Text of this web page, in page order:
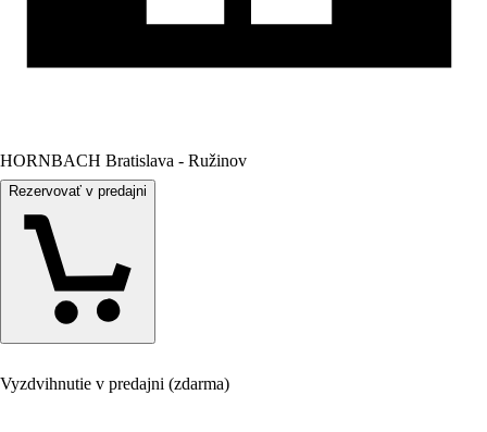
HORNBACH Bratislava - Ružinov
Rezervovať v predajni
Vyzdvihnutie v predajni (zdarma)